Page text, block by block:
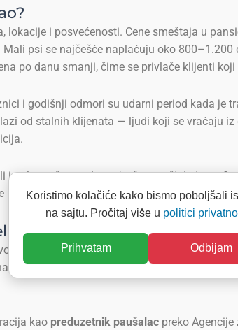
lokacije i posvećenosti. Cene smeštaja u
psi se najčešće naplaćuju oko
po danu smanji, čime se privlače klijenti
i godišnji odmori su udarni period kada je
od stalnih klijenata — ljudi koji se vraćaju
i nulto početno ulaganje, što znači da je
stabilan dodatni ili čak primarni prihod,
„tek tako“. U Srbiji, ako planirate da od
šifra namenjena isključivo pansionu za
kao preduzetnik paušalac preko Agencije
Koristimo kolačiće kako bismo poboljšali
na sajtu. Pročitaj više u politici
Prihvatam Odbijam